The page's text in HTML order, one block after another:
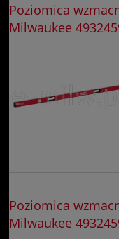
Poziomica
Milwaukee
Poziomica
Milwaukee